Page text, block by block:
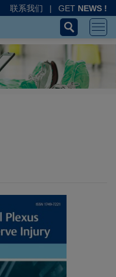
联系我们 | GET NEWS !